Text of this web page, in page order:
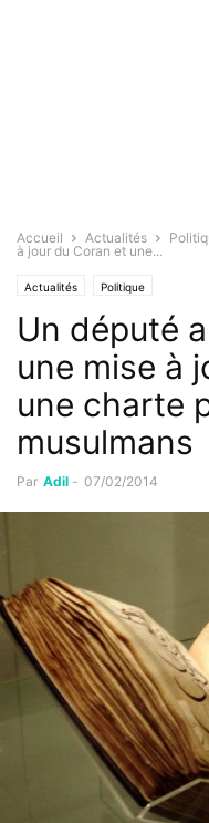
Accueil Actualités
à jour du Coran et une...
Actualités Politique
Un député
une mise à
une charte
musulmans
Par Adil - 07/02/2014